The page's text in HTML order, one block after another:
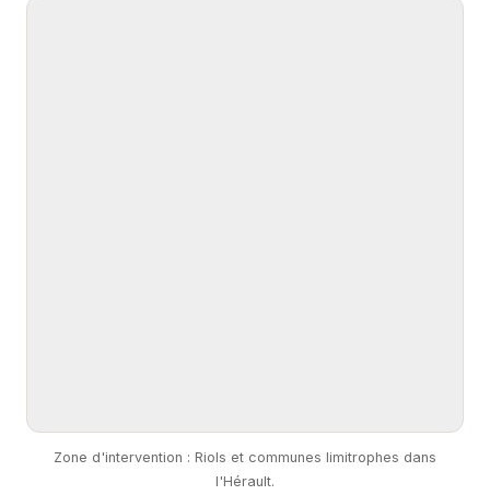
Zone d'intervention : Riols et communes limitrophes dans
l'Hérault.